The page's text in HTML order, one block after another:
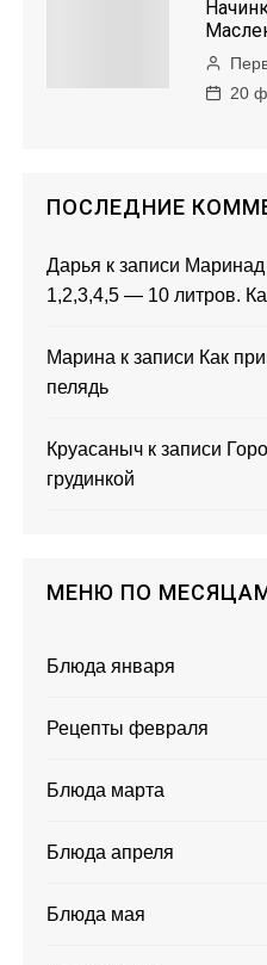
20
ПОСЛЕДНИЕ
Дарья к записи Маринад
1,2,3,4,5 — 10 литров.
Марина к записи Как
пелядь
Круасаныч к записи
грудинкой
МЕНЮ ПО
Блюда января
Рецепты февраля
Блюда марта
Блюда апреля
Блюда мая